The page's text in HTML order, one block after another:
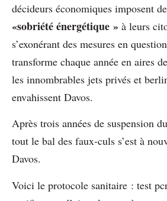
décideurs économiques imposent
«sobriété énergétique » à leurs
s’exonérant des mesures en
transforme chaque année en aires
les innombrables jets privés et
envahissent Davos.
Après trois années de suspension
tout le bal des faux-culs s’est à
Davos.
Voici le protocole sanitaire : test